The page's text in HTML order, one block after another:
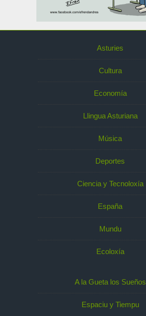
Asturies
Cultura
Economía
Llingua Asturiana
Música
Deportes
Ciencia y Tecnoloxía
España
Mundu
Ecoloxía
A la Gueta los Sueños
Espaciu y Tiempu